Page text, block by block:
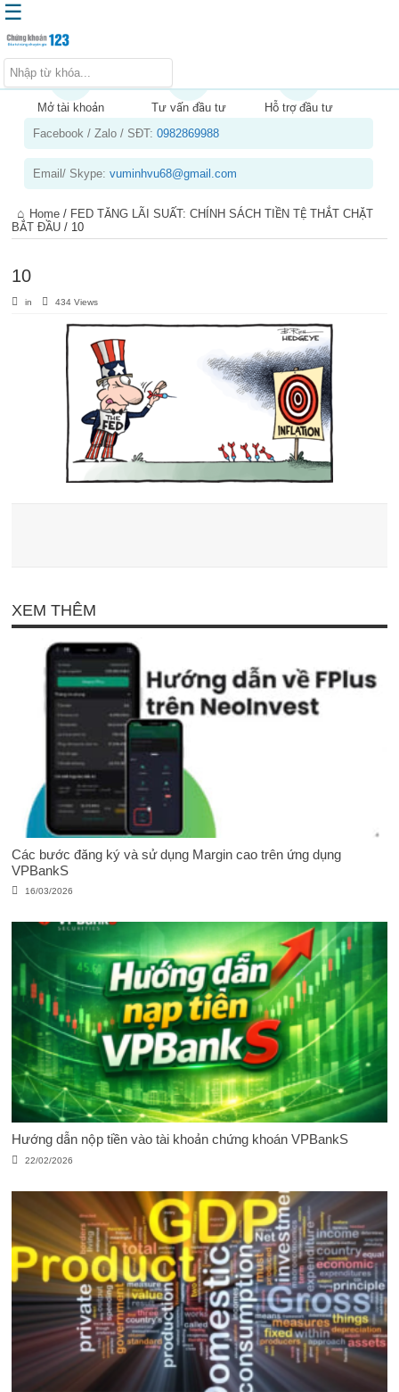
Trang chủ
Kiến thức chứng khoán
Kinh nghiệm đầu tư
Sản phẩm – dịch vụ
Chứng khoán phái sinh
☰
Mở tài khoản Tư vấn đầu tư
Hỗ trợ đầu tư
Facebook / Zalo / SĐT:0982869988
Email/ Skype:vuminhvu68@gmail.com
Home / FED TĂNG LÃI SUẤT: CHÍNH SÁCH TIỀN TỆ THẮT CHẶT
BẮT ĐẦU / 10
10
in 434 Views
XEM THÊM
Các bước đăng ký và sử dụng Margin cao trên ứng dụng
VPBankS
16/03/2026
Hướng dẫn nộp tiền vào tài khoản chứng khoán VPBankS
22/02/2026